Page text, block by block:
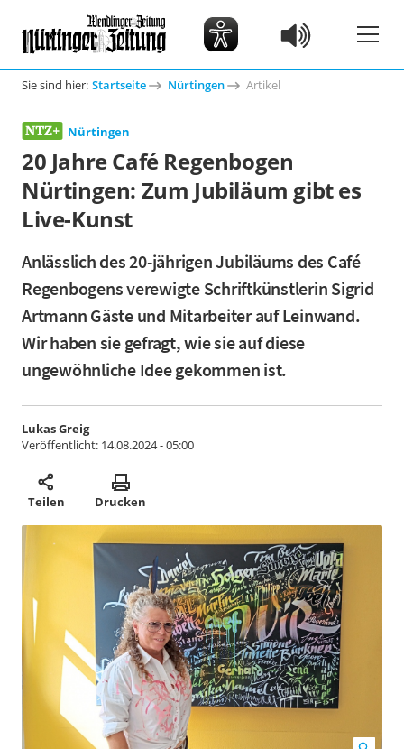
Sie sind hier: Startseite Nürtingen Artikel
Nürtingen
20 Jahre Café Regenbogen
Nürtingen: Zum Jubiläum gibt es
Live-Kunst
Anlässlich des 20-jährigen Jubiläums des Café
Regenbogens verewigte Schriftkünstlerin Sigrid
Artmann Gäste und Mitarbeiter auf Leinwand.
Wir haben sie gefragt, wie sie auf diese
ungewöhnliche Idee gekommen ist.
Lukas Greig
Veröffentlicht: 14.08.2024 - 05:00
Teilen Drucken